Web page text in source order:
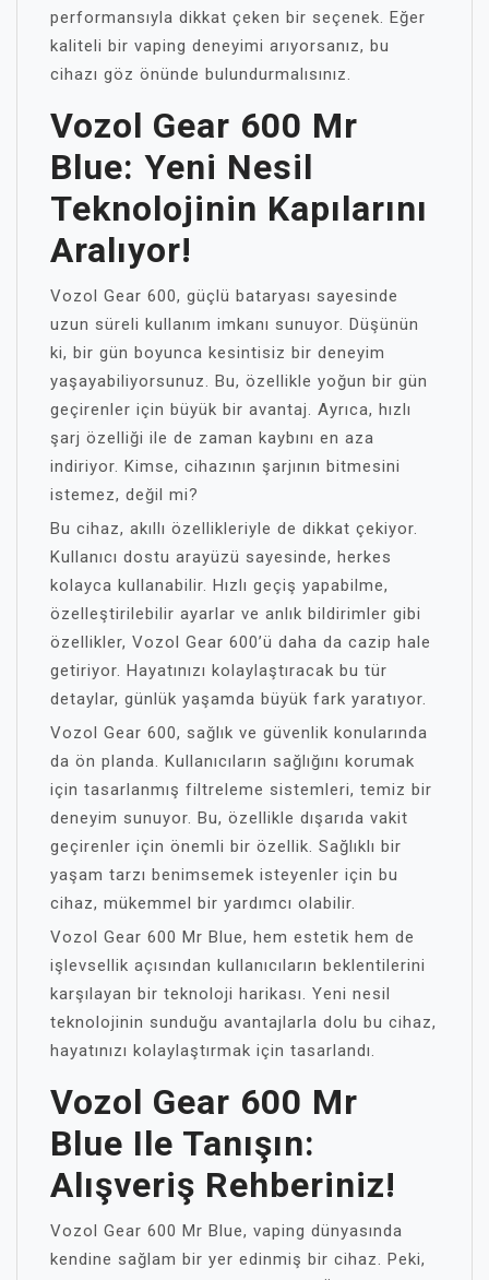
performansıyla dikkat çeken bir seçenek. Eğer
kaliteli bir vaping deneyimi arıyorsanız, bu
cihazı göz önünde bulundurmalısınız.
Vozol Gear 600 Mr
Blue: Yeni Nesil
Teknolojinin Kapılarını
Aralıyor!
Vozol Gear 600, güçlü bataryası sayesinde
uzun süreli kullanım imkanı sunuyor. Düşünün
ki, bir gün boyunca kesintisiz bir deneyim
yaşayabiliyorsunuz. Bu, özellikle yoğun bir gün
geçirenler için büyük bir avantaj. Ayrıca, hızlı
şarj özelliği ile de zaman kaybını en aza
indiriyor. Kimse, cihazının şarjının bitmesini
istemez, değil mi?
Bu cihaz, akıllı özellikleriyle de dikkat çekiyor.
Kullanıcı dostu arayüzü sayesinde, herkes
kolayca kullanabilir. Hızlı geçiş yapabilme,
özelleştirilebilir ayarlar ve anlık bildirimler gibi
özellikler, Vozol Gear 600’ü daha da cazip hale
getiriyor. Hayatınızı kolaylaştıracak bu tür
detaylar, günlük yaşamda büyük fark yaratıyor.
Vozol Gear 600, sağlık ve güvenlik konularında
da ön planda. Kullanıcıların sağlığını korumak
için tasarlanmış filtreleme sistemleri, temiz bir
deneyim sunuyor. Bu, özellikle dışarıda vakit
geçirenler için önemli bir özellik. Sağlıklı bir
yaşam tarzı benimsemek isteyenler için bu
cihaz, mükemmel bir yardımcı olabilir.
Vozol Gear 600 Mr Blue, hem estetik hem de
işlevsellik açısından kullanıcıların beklentilerini
karşılayan bir teknoloji harikası. Yeni nesil
teknolojinin sunduğu avantajlarla dolu bu cihaz,
hayatınızı kolaylaştırmak için tasarlandı.
Vozol Gear 600 Mr
Blue Ile Tanışın:
Alışveriş Rehberiniz!
Vozol Gear 600 Mr Blue, vaping dünyasında
kendine sağlam bir yer edinmiş bir cihaz. Peki,